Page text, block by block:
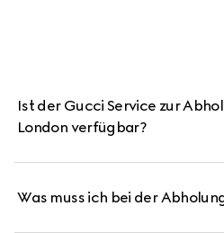
Ist der Gucci Service zur
London verfügbar?
Was muss ich bei der